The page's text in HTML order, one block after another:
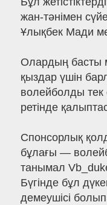
жан-тәнімен
Ұлықбек Мади
Олардың басты
қыздар үшін
волейболды
ретінде
Спонсорлық
бұлағы —
танымал
Бүгінде бұл
демеушісі